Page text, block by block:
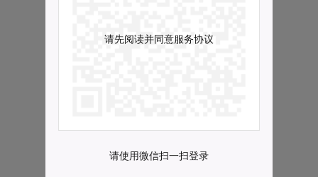
请先阅读并同意服务协议
请使用微信扫一扫登录